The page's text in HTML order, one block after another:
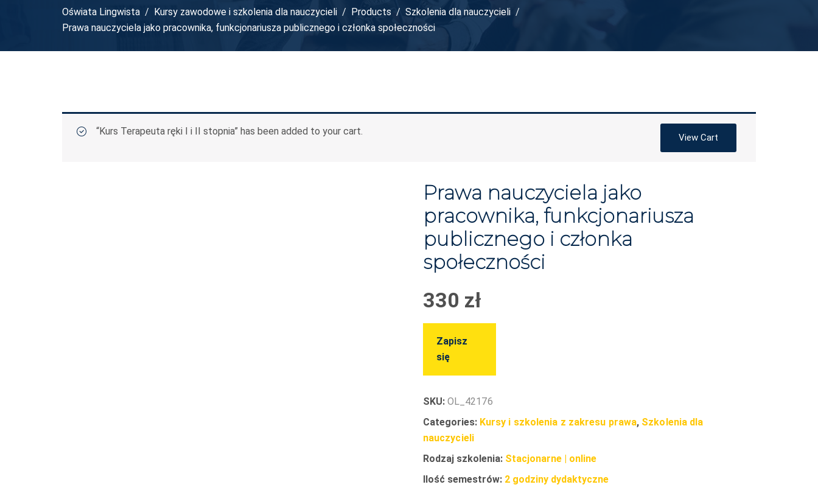
Oświata Lingwista Kursy zawodowe i szkolenia dla nauczycieli Products
Szkolenia dla nauczycieli
Prawa nauczyciela jako pracownika, funkcjonariusza publicznego i członka społeczności
View Cart
“Kurs Terapeuta ręki I i II stopnia” has been added to your cart.
Prawa nauczyciela jako
pracownika, funkcjonariusza
publicznego i członka
społeczności
330 zł
Zapisz
się
SKU: OL_42176
Categories: Kursy i szkolenia z zakresu prawa, Szkolenia dla
nauczycieli
Rodzaj szkolenia: Stacjonarne | online
Ilość semestrów: 2 godziny dydaktyczne